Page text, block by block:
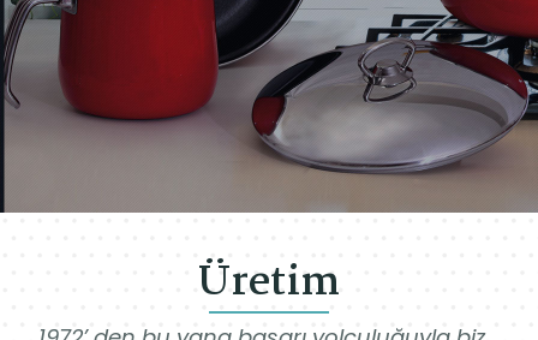
Üretim